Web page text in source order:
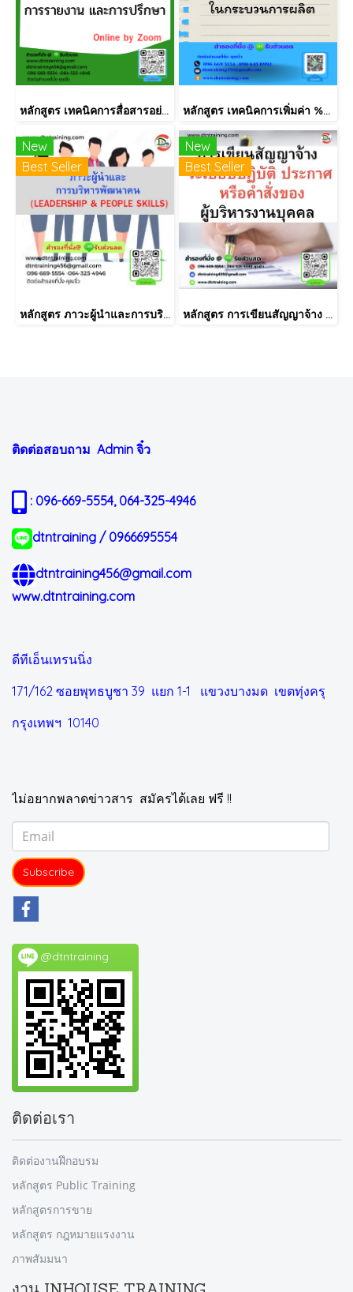
หลักสูตร เทคนิคการสื่อสารอย่างมีประสิทธิภาพแบบ Horenso (การรายงาน การสื่อสาร การปรึกษาหารือ) หลักสูตร เทคนิคการเพิ่มค่า %OEE และลด Loss time ในกระบวนการผลิต
New
Best Seller
หลักสูตร ภาวะผู้นำและการบริหารพัฒนาคน (LEADERSHIP & PEOPLE SKILLS)
New
Best Seller
หลักสูตร การเขียนสัญญาจ้าง ระเบียบปฏิบัติ ประกาศ หรือคำสั่งของผู้บริหารงานบุคคล
ติดต่อสอบถาม Admin จิ๋ว
: 096-669-5554, 064-325-4946
dtntraining / 0966695554
dtntraining456@gmail.com
www.dtntraining.com
ดีทีเอ็นเทรนนิ่ง
171/162 ซอยพุทธบูชา 39 แยก 1-1 แขวงบางมด เขตทุ่งครุ
กรุงเทพฯ 10140
ไม่อยากพลาดข่าวสาร สมัครได้เลย ฟรี !!
Subscribe
@dtntraining
ติดต่อเรา
ติดต่องานฝึกอบรม
หลักสูตร Public Training
หลักสูตรการขาย
หลักสูตร กฎหมายแรงงาน
ภาพสัมมนา